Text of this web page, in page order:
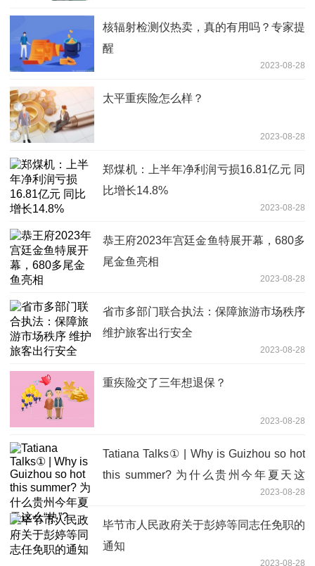
核辐射检测仪热卖，真的有用吗？专家提
醒
2023-08-28
太平重疾险怎么样？
2023-08-28
郑煤机：上半年净利润亏损16.81亿元 同
比增长14.8%
2023-08-28
恭王府2023年宫廷金鱼特展开幕，680多
尾金鱼亮相
2023-08-28
省市多部门联合执法：保障旅游市场秩序
维护旅客出行安全
2023-08-28
重疾险交了三年想退保？
2023-08-28
Tatiana Talks① | Why is Guizhou so hot
this summer? 为什么贵州今年夏天这
2023-08-28
毕节市人民政府关于彭婷等同志任免职的
通知
2023-08-28